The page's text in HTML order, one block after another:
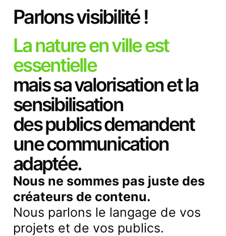
Parlons visibilité !
La nature en ville est
essentielle
mais sa valorisation et la
sensibilisation
des publics demandent
une communication
adaptée.
Nous ne sommes pas juste des
créateurs de contenu.
Nous parlons le langage de vos
projets et de vos publics.